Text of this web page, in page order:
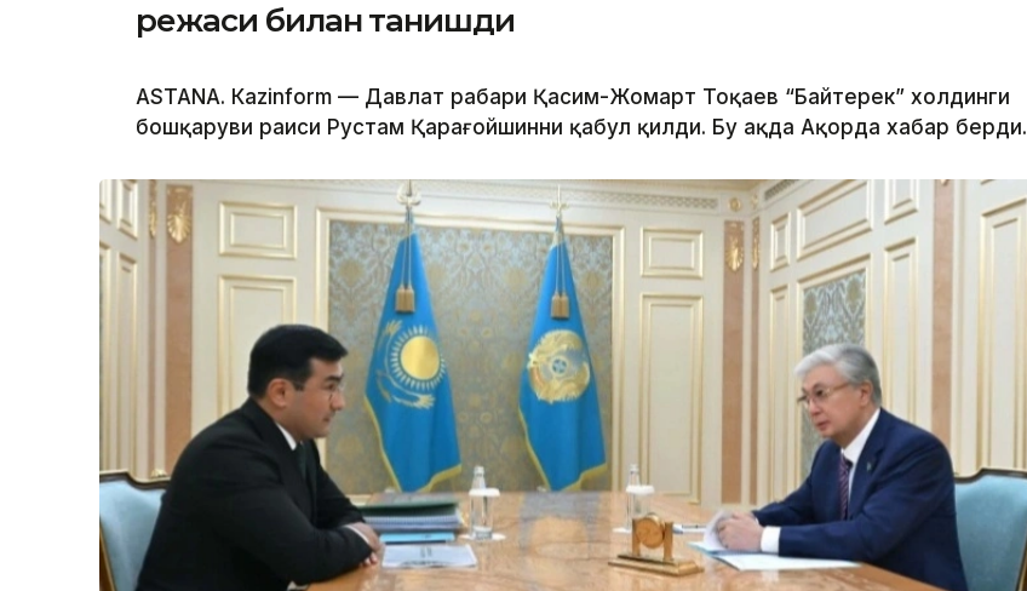
режаси билан танишди
ASTANА. Каzinform — Давлат раҳбари Қасим-Жомарт Тоқаев “Байтерек” холдинги
бошқаруви раиси Рустам Қарағойшинни қабул қилди. Бу ҳақда Ақорда хабар берди.